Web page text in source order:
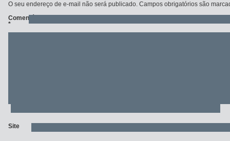
O seu endereço de e-mail não será publicado. Campos obrigatórios são
Comentário
*
Site